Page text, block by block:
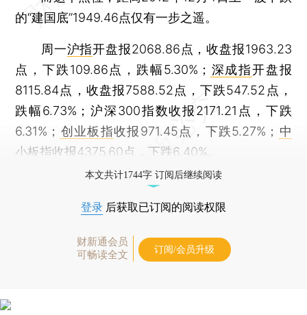
的“建国底”1949.46点仅有一步之遥。
周一沪指开盘报2068.86点，收盘报1963.23
点，下跌109.86点，跌幅5.30%； 深成指开盘报
8115.84点，收盘报7588.52点，下跌547.52点，
跌幅6.73%；沪深300指数收报2171.21点，下跌
6.31%； 创业板指收报971.45点，下跌5.27%； 中
小板指收报4375.60点，下跌6.40%。
本文共计1744字 订阅后继续阅读
登录 后获取已订阅的阅读权限
财新通会员
可畅读全文
订阅/会员升级